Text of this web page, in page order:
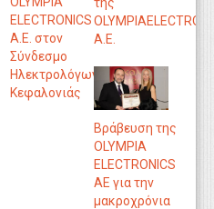
ELECTRONICS
A.E. στον
Σύνδεσμο
Ηλεκτρολόγων
Κεφαλονιάς
της
Α.Ε.
Βράβευση της
OLYMPIA
ELECTRONICS
AE για την
μακροχρόνια